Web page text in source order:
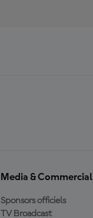
Media & Commercial
Sponsors officiels
TV Broadcast